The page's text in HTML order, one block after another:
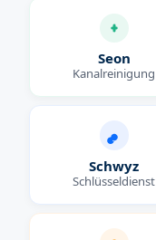
Seon
Kanalreinigung
Schwyz
Schlüsseldienst